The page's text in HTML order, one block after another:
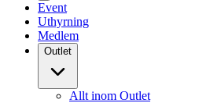
Event
Uthyrning
Medlem
Outlet
Allt inom Outlet